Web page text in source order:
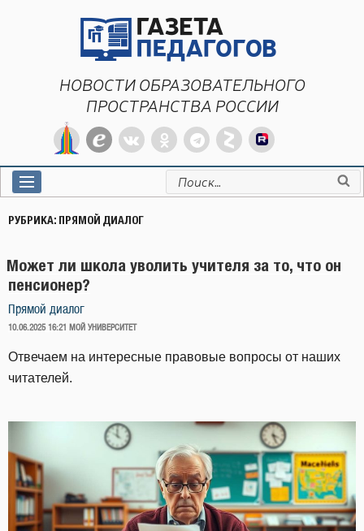
НОВОСТИ ОБРАЗОВАТЕЛЬНОГО
ПРОСТРАНСТВА РОССИИ
Искать:
РУБРИКА: ПРЯМОЙ ДИАЛОГ
Может ли школа уволить учителя за то, что он
пенсионер?
Прямой диалог
ОПУБЛИКОВАНО
10.06.2025 16:21 МОЙ УНИВЕРСИТЕТ
Отвечаем на интересные правовые вопросы от наших
читателей.